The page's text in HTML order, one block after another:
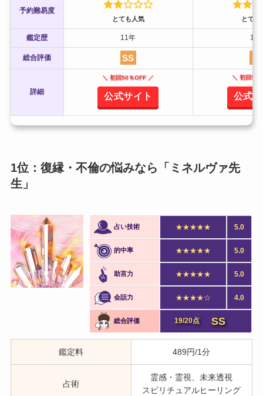
予約難易度
とても人気 とても
鑑定歴 11年 15
総合評価 SS SS
詳細
＼ 初回50％OFF ／
公式サイト
＼ 初回50
公式
1位：復縁・不倫の悩みなら「ミネルヴァ先
生」
占い技術 ★★★★★ 5.0
的中率 ★★★★★ 5.0
助言力 ★★★★★ 5.0
会話力 ★★★★☆ 4.0
総合評価 19/20点 SS
鑑定料 489円/1分
占術
霊感・霊視、未来透視
スピリチュアルヒーリング